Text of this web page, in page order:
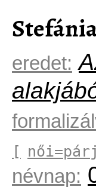
eredet:
[
névnap: